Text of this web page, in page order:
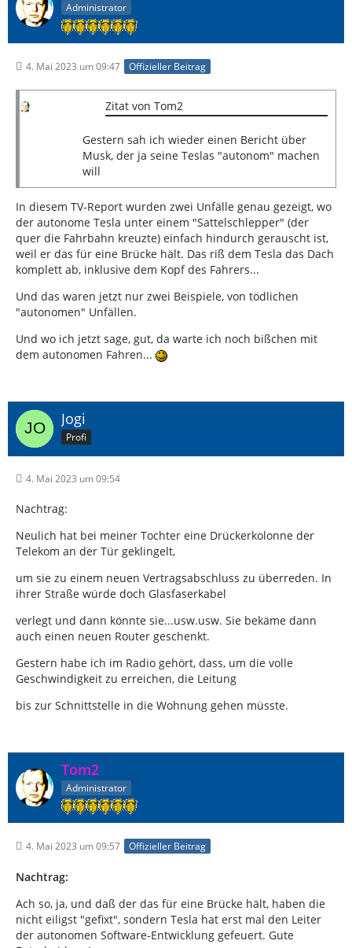
Administrator
4. Mai 2023 um 09:47 Offizieller Beitrag
Zitat von Tom2
Gestern sah ich wieder einen Bericht über
Musk, der ja seine Teslas "autonom" machen
will
In diesem TV-Report wurden zwei Unfälle genau gezeigt, wo
der autonome Tesla unter einem "Sattelschlepper" (der
quer die Fahrbahn kreuzte) einfach hindurch gerauscht ist,
weil er das für eine Brücke hält. Das riß dem Tesla das Dach
komplett ab, inklusive dem Kopf des Fahrers...
Und das waren jetzt nur zwei Beispiele, von tödlichen
"autonomen" Unfällen.
Und wo ich jetzt sage, gut, da warte ich noch bißchen mit
dem autonomen Fahren...
Jogi
Profi
4. Mai 2023 um 09:54
Nachtrag:
Neulich hat bei meiner Tochter eine Drückerkolonne der
Telekom an der Tür geklingelt,
um sie zu einem neuen Vertragsabschluss zu überreden. In
ihrer Straße würde doch Glasfaserkabel
verlegt und dann könnte sie...usw.usw. Sie bekäme dann
auch einen neuen Router geschenkt.
Gestern habe ich im Radio gehört, dass, um die volle
Geschwindigkeit zu erreichen, die Leitung
bis zur Schnittstelle in die Wohnung gehen müsste.
Tom2
Administrator
4. Mai 2023 um 09:57 Offizieller Beitrag
Nachtrag:
Ach so, ja, und daß der das für eine Brücke hält, haben die
nicht eiligst "gefixt", sondern Tesla hat erst mal den Leiter
der autonomen Software-Entwicklung gefeuert. Gute